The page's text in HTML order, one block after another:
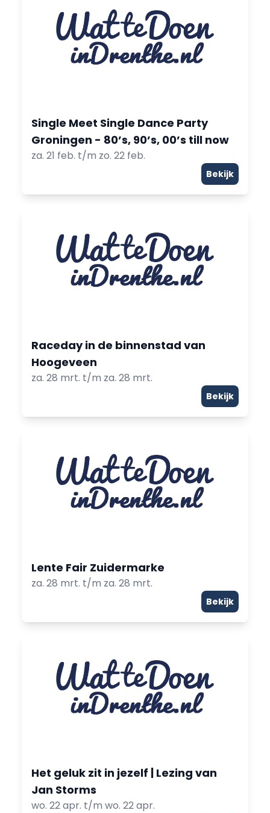
Single Meet Single Dance Party
Groningen - 80’s, 90’s, 00’s till now
za. 21 feb. t/m zo. 22 feb.
Bekijk
Raceday in de binnenstad van
Hoogeveen
za. 28 mrt. t/m za. 28 mrt.
Bekijk
Lente Fair Zuidermarke
za. 28 mrt. t/m za. 28 mrt.
Bekijk
Het geluk zit in jezelf | Lezing van
Jan Storms
wo. 22 apr. t/m wo. 22 apr.